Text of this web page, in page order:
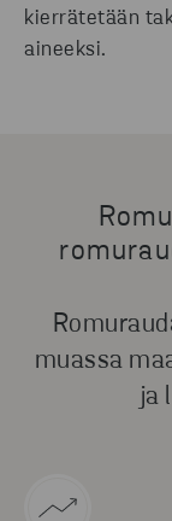
kierrätetään
aineeksi.
muassa
ja